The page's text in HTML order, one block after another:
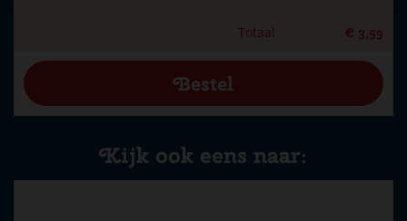
Totaal € 3,59
Kijk ook eens naar: